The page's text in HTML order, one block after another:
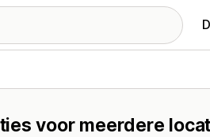
voor meerdere